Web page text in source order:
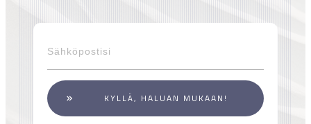
KYLLÄ, HALUAN MUKAAN!